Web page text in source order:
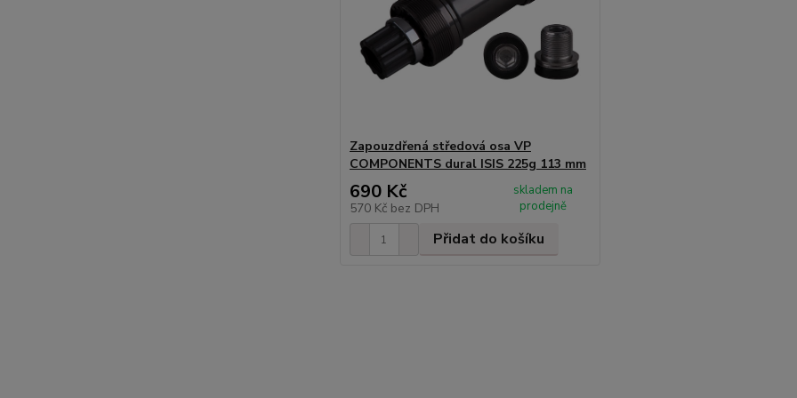
Zapouzdřená středová osa VP
COMPONENTS dural ISIS 225g 113 mm
690 Kč
570 Kč bez DPH
skladem na
prodejně
Přidat do košíku